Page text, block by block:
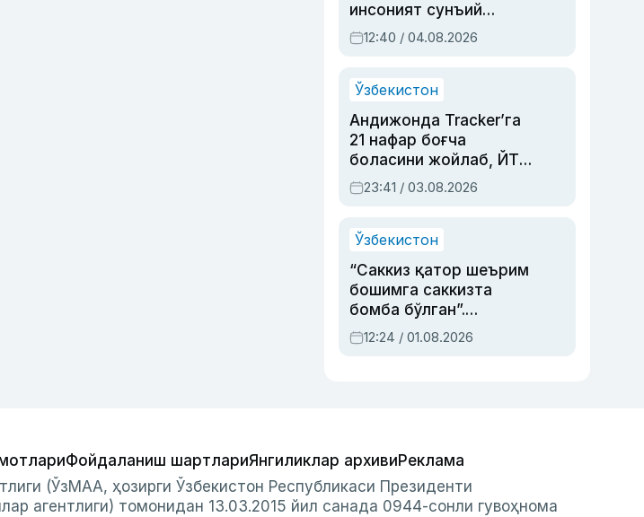
инсоният сунъий
интеллектни бошқара
олмай қолишидан
12:40 / 04.08.2026
Ўзбекистон
Андижонда Tracker’га
21 нафар боғча
боласини жойлаб, ЙТҲ
содир этган аёлга суд
ҳукми ўқилди
23:41 / 03.08.2026
Ўзбекистон
“Саккиз қатор шеърим
бошимга саккизта
бомба бўлган”.
Абдулла Ориповни
сиёсий айбловлардан
12:24 / 01.08.2026
Фойдаланиш шартлариЯнгиликлар архивиРеклама
(ЎзМАА, ҳозирги Ўзбекистон Республикаси Президенти
агентлиги) томонидан 13.03.2015 йил санада 0944-сонли гувоҳнома